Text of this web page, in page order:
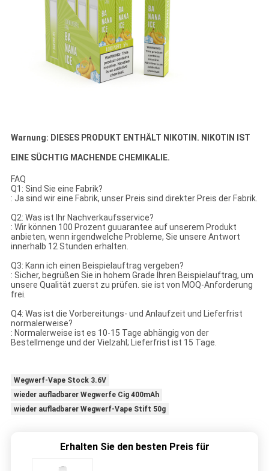
Warnung: DIESES PRODUKT ENTHÄLT NIKOTIN. NIKOTIN IST
EINE SÜCHTIG MACHENDE CHEMIKALIE.
FAQ
Q1: Sind Sie eine Fabrik?
: Ja sind wir eine Fabrik, unser Preis sind direkter Preis der Fabrik.
Q2: Was ist Ihr Nachverkaufsservice?
: Wir können 100 Prozent guuarantee auf unserem Produkt
anbieten, wenn irgendwelche Probleme, Sie unsere Antwort
innerhalb 12 Stunden erhalten.
Q3: Kann ich einen Beispielauftrag vergeben?
: Sicher, begrüßen Sie in hohem Grade Ihren Beispielauftrag, um
unsere Qualität zuerst zu prüfen. sie ist von MOQ-Anforderung
frei.
Q4: Was ist die Vorbereitungs- und Anlaufzeit und Lieferfrist
normalerweise?
: Normalerweise ist es 10-15 Tage abhängig von der
Bestellmenge und der Vielzahl; Lieferfrist ist 15 Tage.
Wegwerf-Vape Stock 3.6V
wieder aufladbarer Wegwerfe Cig 400mAh
wieder aufladbarer Wegwerf-Vape Stift 50g
Erhalten Sie den besten Preis für